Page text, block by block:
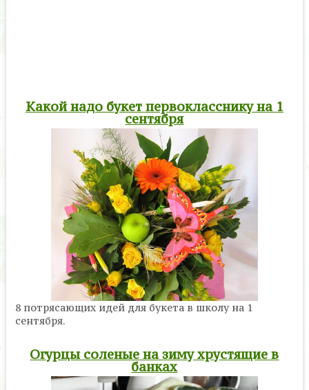
Какой надо букет первокласснику на 1
сентября
8 потрясающих идей для букета в школу на 1
сентября.
Огурцы соленые на зиму хрустящие в
банках